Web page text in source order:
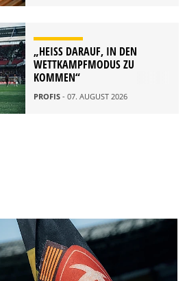
„HEISS DARAUF, IN DEN W
ETTKAMPFMODUS ZU K
OMMEN“
PROFIS - 07. AUGUST 2026